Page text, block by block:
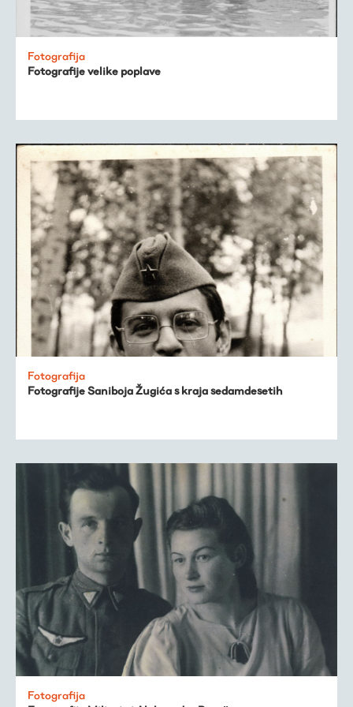
Fotografija
Fotografije velike poplave
Fotografija
Fotografije Saniboja Žugića s kraja sedamdesetih
Fotografija